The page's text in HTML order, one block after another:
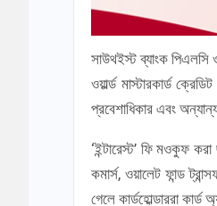
সাউথইস্ট ব্যাংক পিএলসি
ওয়ার্ল্ড মাস্টারকার্ড
প্রবেশাধিকার এবং
‘ইন্টারেস্ট’ ফি মওকুফ
কমার্স, ওয়ালেট ফান্ড
গেলে কার্ডহোল্ডাররা